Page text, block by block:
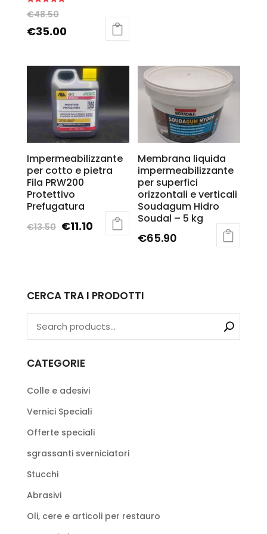
Rated
5.00
€48.50
€35.00
Impermeabilizzante
per cotto e pietra
Fila PRW200
Protettivo
Prefugatura
€13.50 €11.10
Membrana liquida
impermeabilizzante
per superfici
orizzontali e verticali
Soudagum Hidro
Soudal – 5 kg
€65.90
CERCA TRA I PRODOTTI
CATEGORIE
Colle e adesivi
Vernici Speciali
Offerte speciali
sgrassanti sverniciatori
Stucchi
Abrasivi
Oli, cere e articoli per restauro